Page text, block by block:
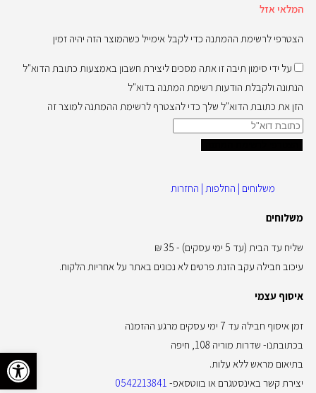
המלאי אזל
הצטרפי לרשימת ההמתנה כדי לקבל אימייל כשהמוצר הזה יהיה זמין
על ידי סימון תיבה זו אתה מסכים ליצירת חשבון באמצעות כתובת הדוא"ל
הנתונה ולקבלת הודעות רשימת המתנה בדוא"ל
הזן את כתובת הדוא"ל שלך כדי להצטרף לרשימת ההמתנה למוצר זה
משלוחים | החלפות | החזרות
משלוחים
שליח עד הבית (עד 5 ימי עסקים) - 35 ₪
עיכוב חבילה עקב הזנת פרטים לא נכונים באתר על אחריות הלקוח.
איסוף עצמי
זמן איסוף חבילה עד 7 ימי עסקים מרגע ההזמנה
בכתובתנו- שדרות מוריה 108, חיפה
בתיאום מראש ללא עלות.
יצירת קשר באינסטגרם או בווטסאפ- 0542213841
פתח